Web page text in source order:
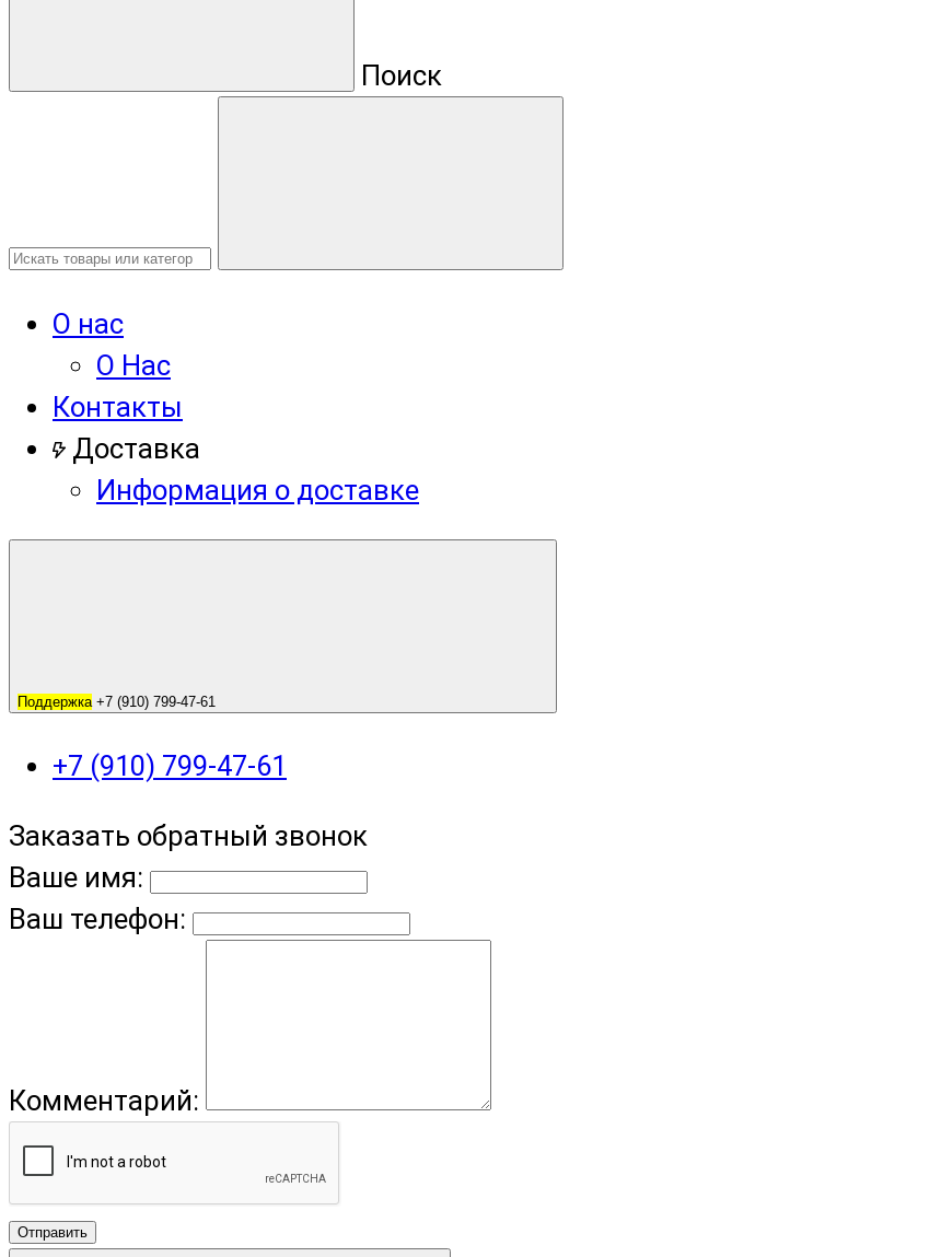
Поиск
О нас
О Нас
Контакты
Доставка
Информация о доставке
Поддержка +7 (910) 799-47-61
+7 (910) 799-47-61
Заказать обратный звонок
Ваше имя:
Ваш телефон:
Комментарий:
Отправить